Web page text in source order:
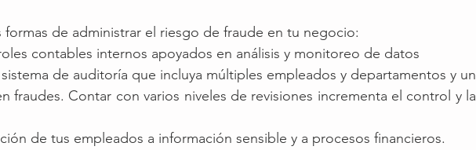
formas de administrar el riesgo de fraude en tu negocio:
contables internos apoyados en análisis y monitoreo de datos
de auditoría que incluya múltiples empleados y departamentos y un
fraudes. Contar con varios niveles de revisiones incrementa el control y la
de tus empleados a información sensible y a procesos financieros.